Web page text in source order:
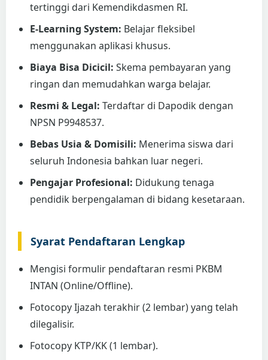
tertinggi dari Kemendikdasmen RI.
E-Learning System: Belajar fleksibel
menggunakan aplikasi khusus.
Biaya Bisa Dicicil: Skema pembayaran yang
ringan dan memudahkan warga belajar.
Resmi & Legal: Terdaftar di Dapodik dengan
NPSN P9948537.
Bebas Usia & Domisili: Menerima siswa dari
seluruh Indonesia bahkan luar negeri.
Pengajar Profesional: Didukung tenaga
pendidik berpengalaman di bidang kesetaraan.
Syarat Pendaftaran Lengkap
Mengisi formulir pendaftaran resmi PKBM
INTAN (Online/Offline).
Fotocopy Ijazah terakhir (2 lembar) yang telah
dilegalisir.
Fotocopy KTP/KK (1 lembar).